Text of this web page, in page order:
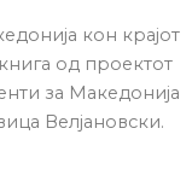
кон крајот
книга од проектот
за Македонија
Велјановски.